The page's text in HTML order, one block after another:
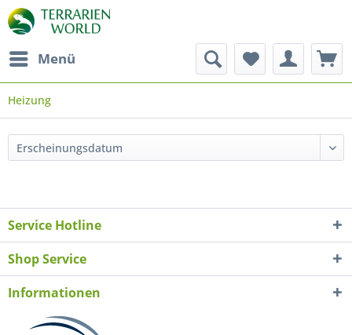
Menü
Heizung
Service Hotline
Shop Service
Informationen